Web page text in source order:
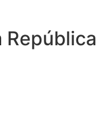
República